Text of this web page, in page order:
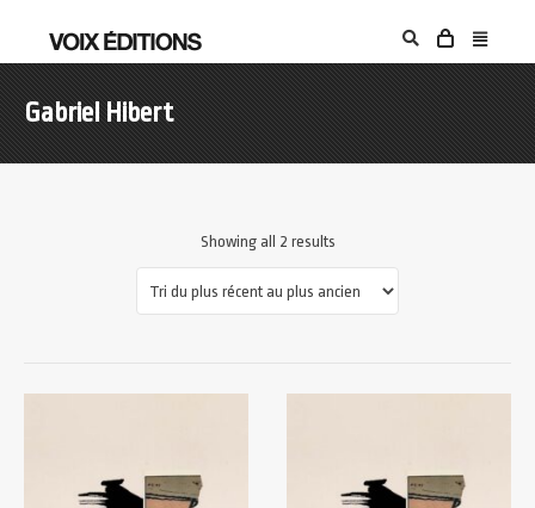
Gabriel Hibert
Showing all 2 results